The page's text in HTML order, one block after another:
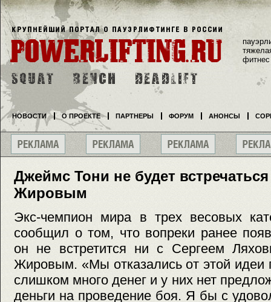
Джеймс Тони не будет
Жировым
Экс-чемпион мира в трех весовых
сообщил о том, что вопреки ранее
он не встретится ни с Сергеем
Жировым. «Мы отказались от этой идеи
слишком много денег и у них нет
деньги на проведение боя. Я бы с
фитнес
НОВОСТИ О ПРОЕКТЕ ПАРТНЕРЫ ФОРУМ АНОНСЫ